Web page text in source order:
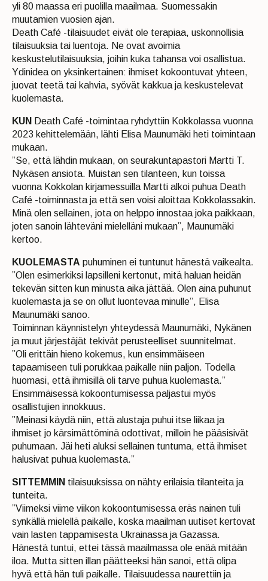
yli 80 maassa eri puolilla maailmaa. Suomessakin
muutamien vuosien ajan.
Death Café -tilaisuudet eivät ole terapiaa, uskonnollisia
tilaisuuksia tai luentoja. Ne ovat avoimia
keskustelutilaisuuksia, joihin kuka tahansa voi osallistua.
Ydinidea on yksinkertainen: ihmiset kokoontuvat yhteen,
juovat teetä tai kahvia, syövät kakkua ja keskustelevat
kuolemasta.
KUN Death Café -toimintaa ryhdyttiin Kokkolassa vuonna
2023 kehittelemään, lähti Elisa Maunumäki heti toimintaan
mukaan.
”Se, että lähdin mukaan, on seurakuntapastori Martti T.
Nykäsen ansiota. Muistan sen tilanteen, kun toissa
vuonna Kokkolan kirjamessuilla Martti alkoi puhua Death
Café -toiminnasta ja että sen voisi aloittaa Kokkolassakin.
Minä olen sellainen, jota on helppo innostaa joka paikkaan,
joten sanoin lähteväni mielelläni mukaan”, Maunumäki
kertoo.
KUOLEMASTA puhuminen ei tuntunut hänestä vaikealta.
”Olen esimerkiksi lapsilleni kertonut, mitä haluan heidän
tekevän sitten kun minusta aika jättää. Olen aina puhunut
kuolemasta ja se on ollut luontevaa minulle”, Elisa
Maunumäki sanoo.
Toiminnan käynnistelyn yhteydessä Maunumäki, Nykänen
ja muut järjestäjät tekivät perusteelliset suunnitelmat.
”Oli erittäin hieno kokemus, kun ensimmäiseen
tapaamiseen tuli porukkaa paikalle niin paljon. Todella
huomasi, että ihmisillä oli tarve puhua kuolemasta.”
Ensimmäisessä kokoontumisessa paljastui myös
osallistujien innokkuus.
”Meinasi käydä niin, että alustaja puhui itse liikaa ja
ihmiset jo kärsimättöminä odottivat, milloin he pääsisivät
puhumaan. Jäi heti aluksi sellainen tuntuma, että ihmiset
halusivat puhua kuolemasta.”
SITTEMMIN tilaisuuksissa on nähty erilaisia tilanteita ja
tunteita.
”Viimeksi viime viikon kokoontumisessa eräs nainen tuli
synkällä mielellä paikalle, koska maailman uutiset kertovat
vain lasten tappamisesta Ukrainassa ja Gazassa.
Hänestä tuntui, ettei tässä maailmassa ole enää mitään
iloa. Mutta sitten illan päätteeksi hän sanoi, että olipa
hyvä että hän tuli paikalle. Tilaisuudessa naurettiin ja